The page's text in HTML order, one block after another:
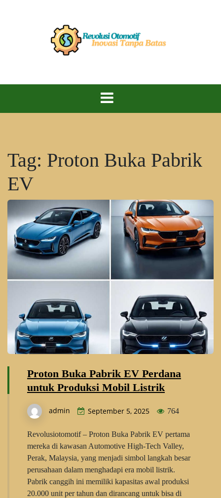
Revolusi
Otomotif
Tag: Proton Buka Pabrik
EV
Proton Buka Pabrik EV Perdana
untuk Produksi Mobil Listrik
admin September 5, 2025 764
Revolusiotomotif – Proton Buka Pabrik EV pertama
mereka di kawasan Automotive High-Tech Valley,
Perak, Malaysia, yang menjadi simbol langkah besar
perusahaan dalam menghadapi era mobil listrik.
Pabrik canggih ini memiliki kapasitas awal produksi
20.000 unit per tahun dan dirancang untuk bisa di